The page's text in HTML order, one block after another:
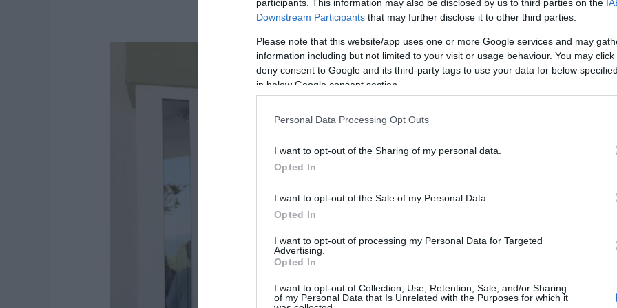
participants. This information may also be disclosed by us to third parties on the
Downstream Participants that may further disclose it to other third parties.
Please note that this website/app uses one or more Google services and may
information including but not limited to your visit or usage behaviour. You may
deny consent to Google and its third-party tags to use your data for below
in below Google consent section.
Personal Data Processing Opt Outs
I want to opt-out of the Sharing of my personal data.
Opted In
I want to opt-out of the Sale of my Personal Data.
Opted In
I want to opt-out of processing my Personal Data for Targeted
Advertising.
Opted In
I want to opt-out of Collection, Use, Retention, Sale, and/or Sharing
of my Personal Data that Is Unrelated with the Purposes for which it